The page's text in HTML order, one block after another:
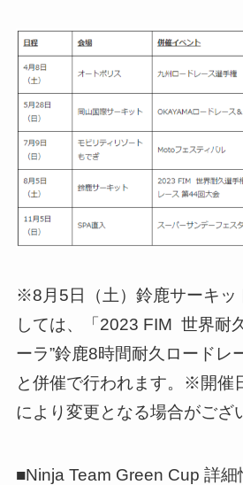
※8月5日（土）鈴鹿サーキッ
しては、「2023 FIM 世界耐
ーラ”鈴鹿8時間耐久ロードレ
と併催で行われます。※開催
により変更となる場合がござ
■Ninja Team Green Cup 詳細